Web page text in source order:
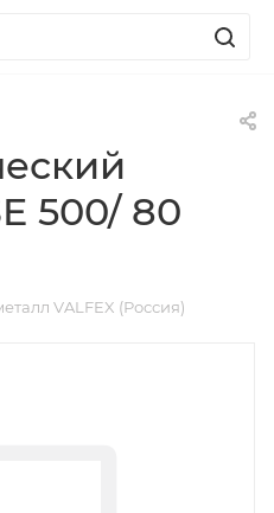
500/ 80
VALFEX (Россия)